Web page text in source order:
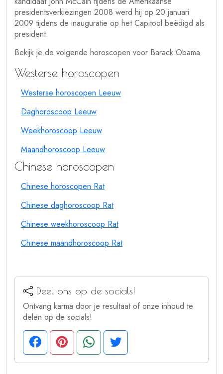
presidentsverkiezingen 2008 werd hij op 20 januari
2009 tijdens de inauguratie op het Capitool beëdigd als
president.
Bekijk je de volgende horoscopen voor Barack Obama
Westerse horoscopen
Westerse horoscopen Leeuw
Daghoroscoop Leeuw
Weekhoroscoop Leeuw
Maandhoroscoop Leeuw
Chinese horoscopen
Chinese horoscopen Rat
Chinese daghoroscoop Rat
Chinese weekhoroscoop Rat
Chinese maandhoroscoop Rat
Deel ons op de socials!
Ontvang karma door je resultaat of onze inhoud te
delen op de socials!